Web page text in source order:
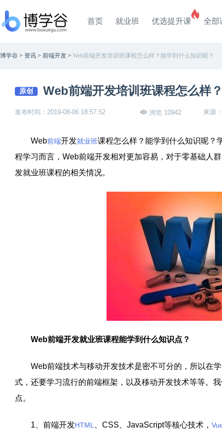
首页 就业班 优选提升课 全部
博学谷 > 资讯 > 前端开发 > Web前端开发培训班课程怎么样？能学到什么知识呢？
原创 Web前端开发培训班课程怎么样
发布时间：2019-08-06 18:57:52 浏览 10942 来源
Web前端开发就业班课程怎么样？能学到什么知识呢？
程学习而言，Web前端开发相对更加容易，对于零基础人
发就业班课程的相关情况。
Web前端开发就业班课程能学到什么知识点？
Web前端技术与移动开发技术是密不可分的，所以在
式，还要学习流行的前端框架，以及移动开发技术等等。
点。
1、前端开发HTML 、CSS、JavaScript等核心技术，